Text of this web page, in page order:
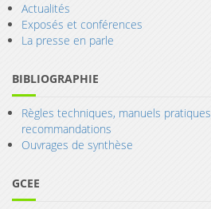
Actualités
Exposés et conférences
La presse en parle
BIBLIOGRAPHIE
Règles techniques, manuels
recommandations
Ouvrages de synthèse
GCEE